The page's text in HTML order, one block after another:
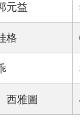
元益
格
西雅圖